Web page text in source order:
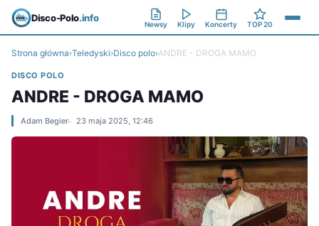
Disco-Polo.info
Newsy Klipy Koncerty TOP 20
Strona główna›Teledyski›Disco polo›ANDRE - DROGA MAMO
DISCO POLO
ANDRE - DROGA MAMO
Adam Begier 23 maja 2025, 12:46